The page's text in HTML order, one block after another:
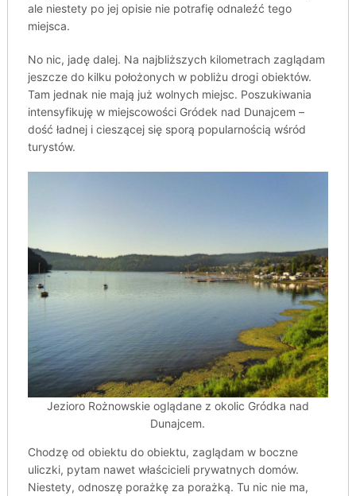
ale niestety po jej opisie nie potrafię odnaleźć tego
miejsca.
No nic, jadę dalej. Na najbliższych kilometrach zaglądam
jeszcze do kilku położonych w pobliżu drogi obiektów.
Tam jednak nie mają już wolnych miejsc. Poszukiwania
intensyfikuję w miejscowości Gródek nad Dunajcem –
dość ładnej i cieszącej się sporą popularnością wśród
turystów.
Jezioro Rożnowskie oglądane z okolic Gródka nad
Dunajcem.
Chodzę od obiektu do obiektu, zaglądam w boczne
uliczki, pytam nawet właścicieli prywatnych domów.
Niestety, odnoszę porażkę za porażką. Tu nic nie ma,